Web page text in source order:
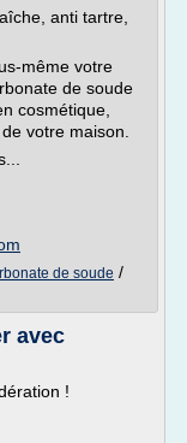
anti tartre,
même votre
de soude
cosmétique,
votre maison.
de soude /
avec
!